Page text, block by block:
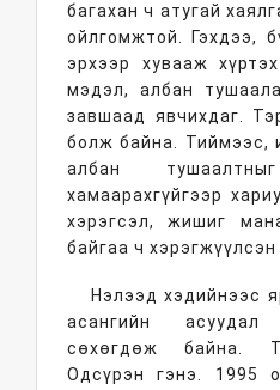
багахан ч атугай
ойлгомжтой. Гэхдээ,
эрхээр хувааж
мэдэл, албан
завшаад явчихдаг.
болж байна. Тиймээс,
албан
хамаарахгүйгээр
хэрэгсэл, жишиг
байгаа ч
Нэлээд хэдийнээс
асангийн
сөхөгдөж байна.
Одсүрэн гэнэ. 1995